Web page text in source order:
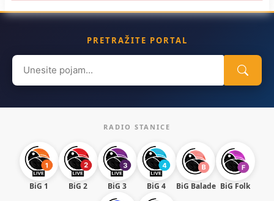
PRETRAŽITE PORTAL
Search
for:
RADIO STANICE
BiG 1 BiG 2 BiG 3 BiG 4 BiG Balade BiG Folk